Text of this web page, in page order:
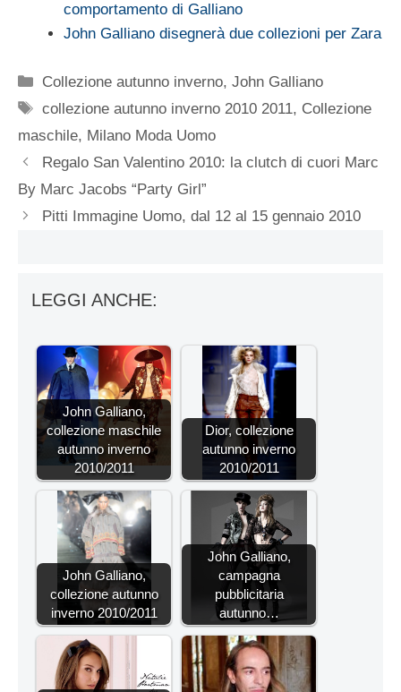
comportamento di Galliano
John Galliano disegnerà due collezioni per Zara
Categorie
Collezione autunno inverno,John Galliano
Tag
collezione autunno inverno 2010 2011, Collezione
maschile, Milano Moda Uomo
Regalo San Valentino 2010: la clutch di cuori Marc
By Marc Jacobs “Party Girl”
Pitti Immagine Uomo, dal 12 al 15 gennaio 2010
LEGGI ANCHE:
John Galliano,
collezione maschile
autunno inverno
2010/2011
Dior, collezione
autunno inverno
2010/2011
John Galliano,
collezione autunno
inverno 2010/2011
John Galliano,
campagna
pubblicitaria
autunno…